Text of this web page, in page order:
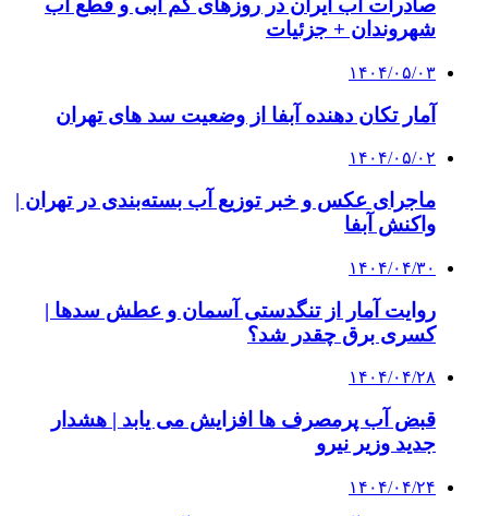
صادرات آب ایران در روزهای کم آبی و قطع آب
شهروندان + جزئیات
۱۴۰۴/۰۵/۰۳
آمار تکان دهنده آبفا از وضعیت سد های تهران
۱۴۰۴/۰۵/۰۲
ماجرای عکس و خبر توزیع آب بسته‌بندی در تهران |
واکنش آبفا
۱۴۰۴/۰۴/۳۰
روایت آمار از تنگدستی آسمان و عطش سدها |
کسری برق چقدر شد؟
۱۴۰۴/۰۴/۲۸
قبض آب پرمصرف ها افزایش می یابد | هشدار
جدید وزیر نیرو
۱۴۰۴/۰۴/۲۴